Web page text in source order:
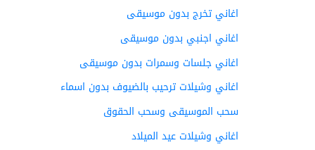
اغاني تخرج بدون موسيقى
اغاني اجنبي بدون موسيقى
اغاني جلسات وسمرات بدون موسيقى
اغاني وشيلات ترحيب بالضيوف بدون اسماء
سحب الموسيقى وسحب الحقوق
اغاني وشيلات عيد الميلاد